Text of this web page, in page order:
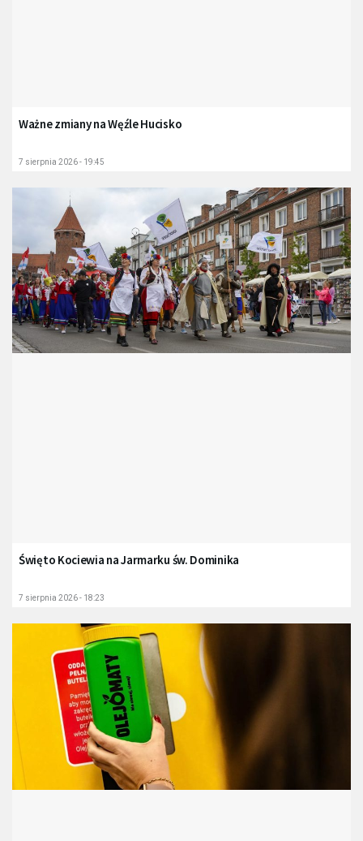
Ważne zmiany na Węźle Hucisko
7 sierpnia 2026 - 19:45
Święto Kociewia na Jarmarku św. Dominika
7 sierpnia 2026 - 18:23